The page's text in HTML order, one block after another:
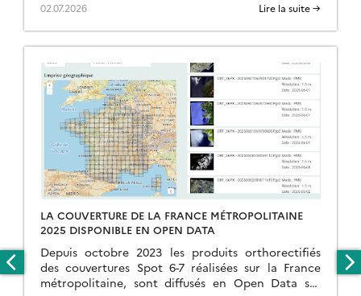
02.07.2026 Lire la suite →
LA COUVERTURE DE LA FRANCE MÉTROPOLITAINE
2025 DISPONIBLE EN OPEN DATA
Depuis octobre 2023 les produits orthorectifiés
des couvertures Spot 6-7 réalisées sur la France
métropolitaine, sont diffusés en Open Data sur